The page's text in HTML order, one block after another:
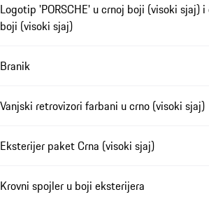
Logotip 'PORSCHE' u crnoj boji (visoki sjaj)
boji (visoki sjaj)
Branik
Vanjski retrovizori farbani u crno (visoki sjaj)
Eksterijer paket Crna (visoki sjaj)
Krovni spojler u boji eksterijera